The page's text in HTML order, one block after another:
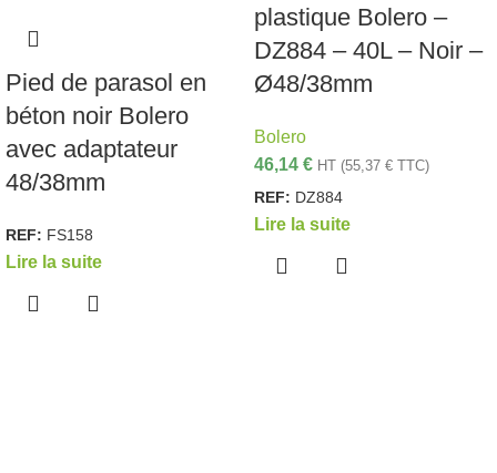
Pied de parasol en
béton noir Bolero
avec adaptateur
48/38mm
REF: FS158
Lire la suite
plastique Bolero –
DZ884 – 40L – Noir –
Ø48/38mm
Bolero
46,14 € HT (55,37 € TTC)
REF: DZ884
Lire la suite